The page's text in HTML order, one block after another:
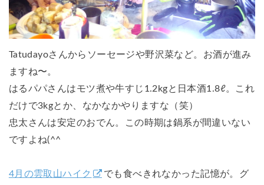
Tatudayoさんからソーセージや野沢菜など。お酒が進み
ますね〜。
はるパパさんはモツ煮や牛すじ1.2kgと日本酒1.8ℓ。これ
だけで3kgとか、なかなかやりますな（笑）
忠太さんは安定のおでん。この時期は鍋系が間違いない
ですよね(^^
4月の雲取山ハイク
でも食べきれなかった記憶が。グ